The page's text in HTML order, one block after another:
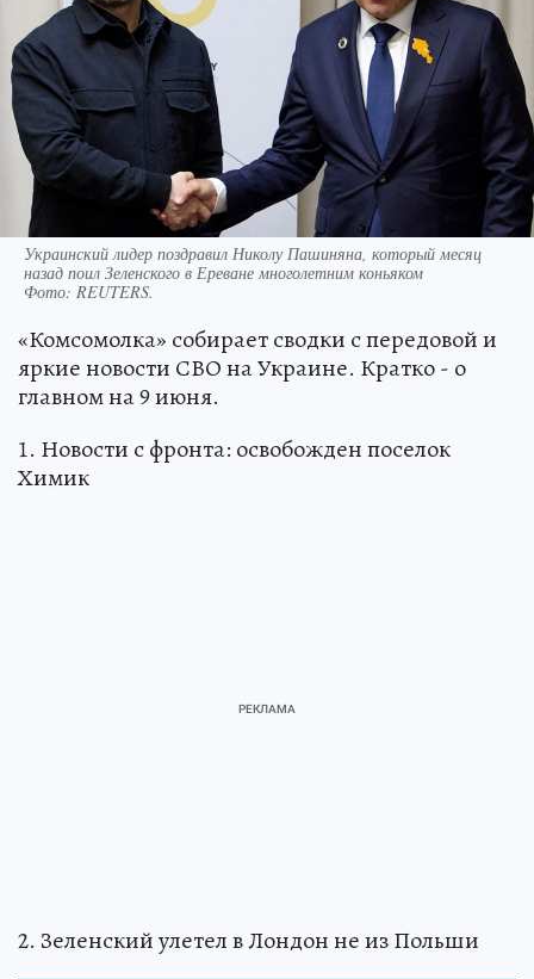
Украинский лидер поздравил Николу Пашиняна, который месяц
назад поил Зеленского в Ереване многолетним коньяком
Фото: REUTERS.
«Комсомолка» собирает сводки с передовой и
яркие новости СВО на Украине. Кратко - о
главном на 9 июня.
1. Новости с фронта: освобожден поселок
Химик
2. Зеленский улетел в Лондон не из Польши